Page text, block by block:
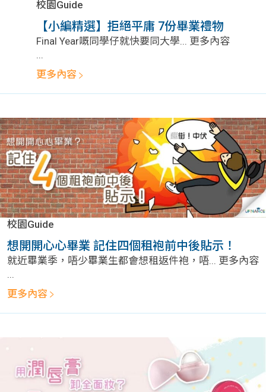
校園Guide
【小編精選】拒絕平庸 7份畢業禮物
Final Year嘅同學仔就快要同大學... 更多內容
...
更多內容
校園Guide
想開開心心畢業 記住四個租袍前中後貼示！
就近畢業季，唔少畢業生都會想租返件袍，唔... 更多內容
...
更多內容